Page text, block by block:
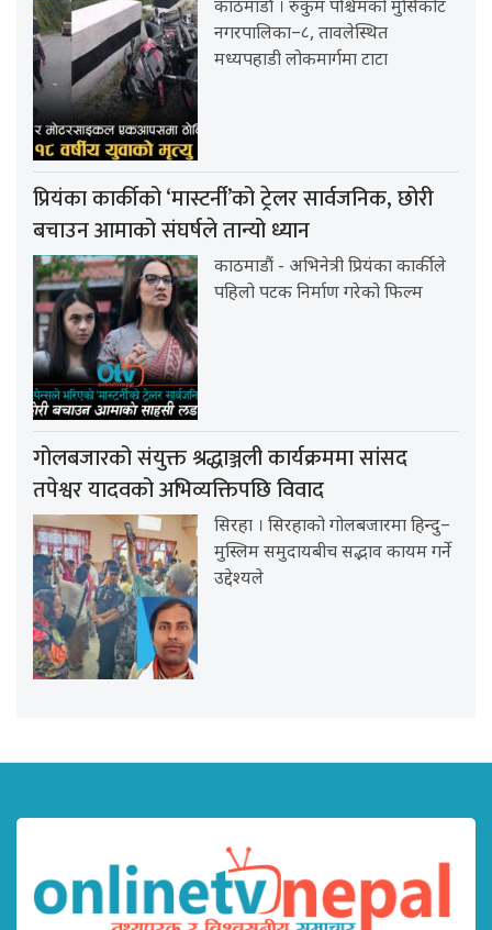
काठमाडौं । रुकुम पश्चिमको मुसिकोट
नगरपालिका–८, तावलेस्थित
मध्यपहाडी लोकमार्गमा टाटा
प्रियंका कार्कीको ‘मास्टर्नी’को ट्रेलर सार्वजनिक, छोरी
बचाउन आमाको संघर्षले तान्यो ध्यान
काठमाडौं - अभिनेत्री प्रियंका कार्कीले
पहिलो पटक निर्माण गरेको फिल्म
गोलबजारको संयुक्त श्रद्धाञ्जली कार्यक्रममा सांसद
तपेश्वर यादवको अभिव्यक्तिपछि विवाद
सिरहा । सिरहाको गोलबजारमा हिन्दु–
मुस्लिम समुदायबीच सद्भाव कायम गर्ने
उद्देश्यले